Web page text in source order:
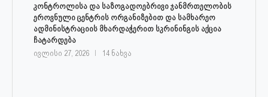
კონტროლისა და საზოგადოებრივი ჯანმრთელობის
ეროვნული ცენტრის ორგანიზებით და სამხარეო
ადმინისტრაციის მხარდაჭერით სკრინინგის აქცია
ჩატარდება
ივლისი 27, 2026 14 ნახვა